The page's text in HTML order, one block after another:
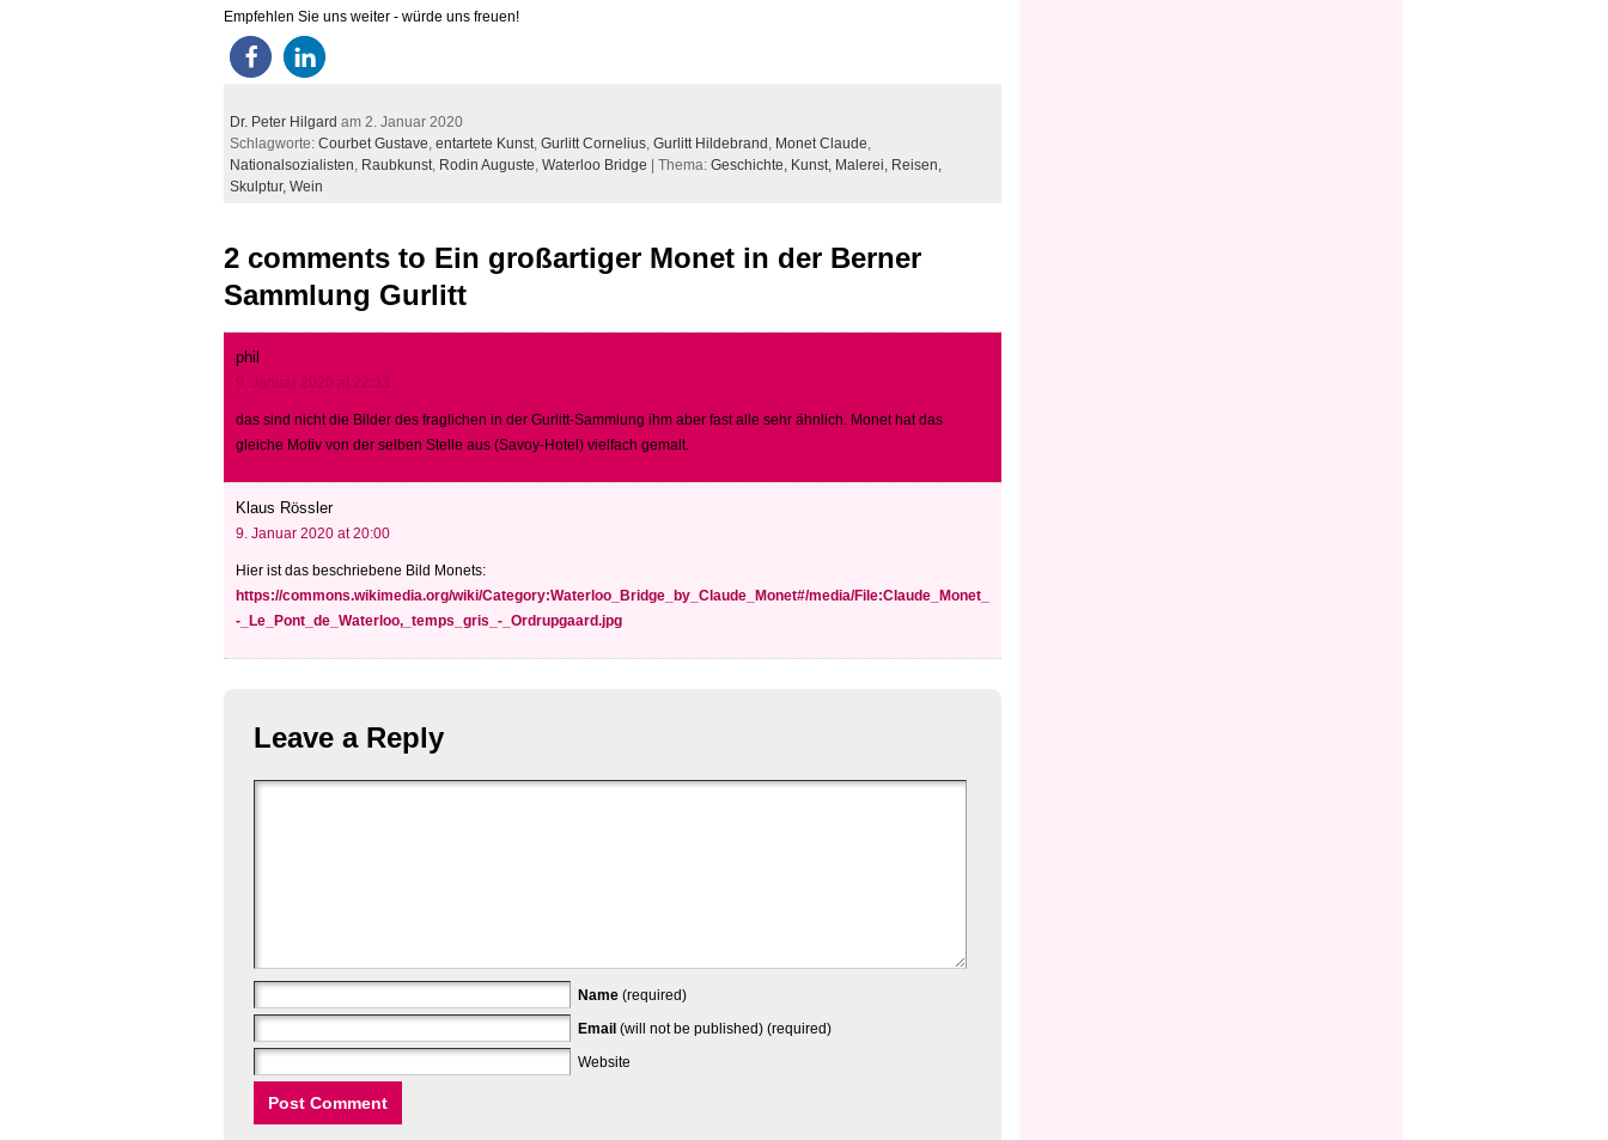
Empfehlen Sie uns weiter - würde uns freuen!
Dr. Peter Hilgard am 2. Januar 2020
Schlagworte: Courbet Gustave, entartete Kunst, Gurlitt Cornelius, Gurlitt Hildebrand , Monet Claude,
Nationalsozialisten, Raubkunst, Rodin Auguste, Waterloo Bridge | Thema: Geschichte, Kunst, Malerei, Reisen,
Skulptur, Wein
2 comments to Ein großartiger Monet in der Berner
Sammlung Gurlitt
phil
9. Januar 2020 at 22:33
das sind nicht die Bilder des fraglichen in der Gurlitt-Sammlung ihm aber fast alle sehr ähnlich. Monet hat das
gleiche Motiv von der selben Stelle aus (Savoy-Hotel) vielfach gemalt.
Klaus Rössler
9. Januar 2020 at 20:00
Hier ist das beschriebene Bild Monets:
https://commons.wikimedia.org/wiki/Category:Waterloo_Bridge_by_Claude_Monet#/media/File:Claude_Monet_
-_Le_Pont_de_Waterloo,_temps_gris_-_Ordrupgaard.jpg
Leave a Reply
Name (required)
Email (will not be published) (required)
Website